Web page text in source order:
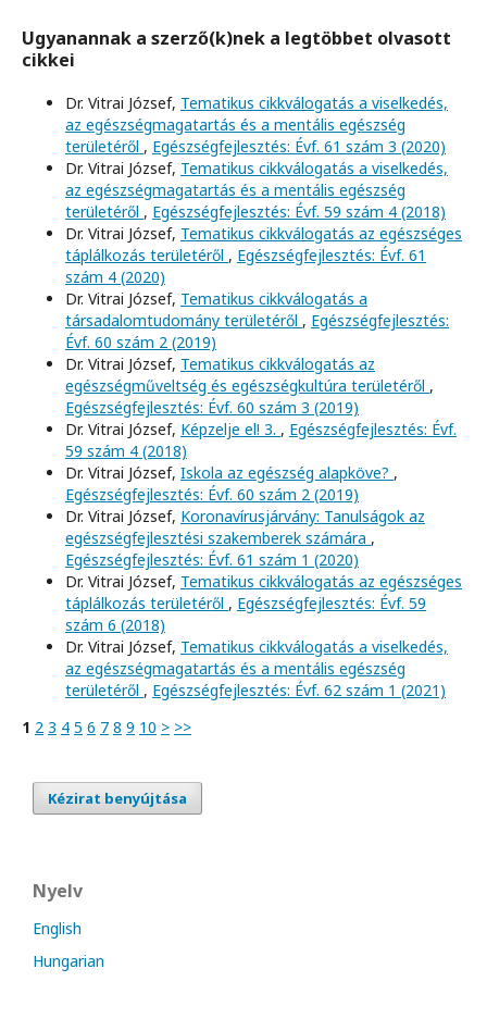
Ugyanannak a szerző(k)nek a legtöbbet olvasott
cikkei
Dr. Vitrai József, Tematikus cikkválogatás a viselkedés,
az egészségmagatartás és a mentális egészség
területéről , Egészségfejlesztés: Évf. 61 szám 3 (2020)
Dr. Vitrai József, Tematikus cikkválogatás a viselkedés,
az egészségmagatartás és a mentális egészség
területéről , Egészségfejlesztés: Évf. 59 szám 4 (2018)
Dr. Vitrai József, Tematikus cikkválogatás az egészséges
táplálkozás területéről , Egészségfejlesztés: Évf. 61
szám 4 (2020)
Dr. Vitrai József, Tematikus cikkválogatás a
társadalomtudomány területéről , Egészségfejlesztés:
Évf. 60 szám 2 (2019)
Dr. Vitrai József, Tematikus cikkválogatás az
egészségműveltség és egészségkultúra területéről ,
Egészségfejlesztés: Évf. 60 szám 3 (2019)
Dr. Vitrai József, Képzelje el! 3. , Egészségfejlesztés: Évf.
59 szám 4 (2018)
Dr. Vitrai József, Iskola az egészség alapköve? ,
Egészségfejlesztés: Évf. 60 szám 2 (2019)
Dr. Vitrai József, Koronavírusjárvány: Tanulságok az
egészségfejlesztési szakemberek számára ,
Egészségfejlesztés: Évf. 61 szám 1 (2020)
Dr. Vitrai József, Tematikus cikkválogatás az egészséges
táplálkozás területéről , Egészségfejlesztés: Évf. 59
szám 6 (2018)
Dr. Vitrai József, Tematikus cikkválogatás a viselkedés,
az egészségmagatartás és a mentális egészség
területéről , Egészségfejlesztés: Évf. 62 szám 1 (2021)
1 2 3 4 5 6 7 8 9 10 > >>
Kézirat benyújtása
Nyelv
English
Hungarian